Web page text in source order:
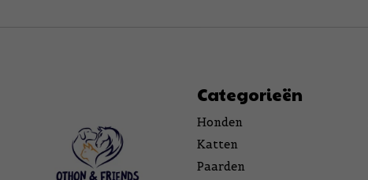
Categorieën
Honden
Katten
Paarden